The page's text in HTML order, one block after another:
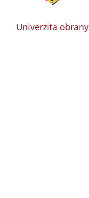
Univerzita obrany